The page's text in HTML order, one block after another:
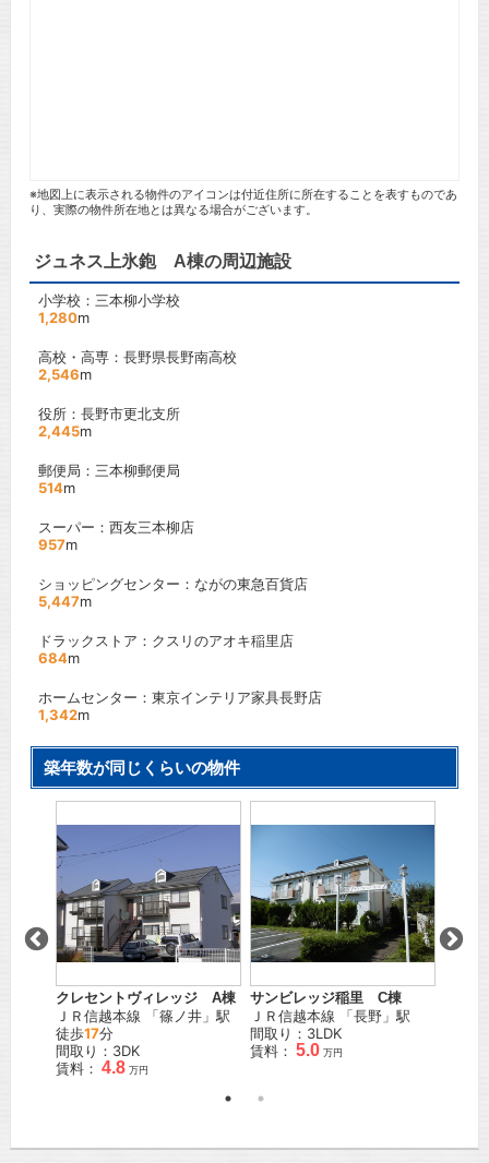
※地図上に表示される物件のアイコンは付近住所に所在することを表すものであ
り、実際の物件所在地とは異なる場合がございます。
ジュネス上氷鉋 A棟の周辺施設
小学校：三本柳小学校
1,280m
高校・高専：長野県長野南高校
2,546m
役所：長野市更北支所
2,445m
郵便局：三本柳郵便局
514m
スーパー：西友三本柳店
957m
ショッピングセンター：ながの東急百貨店
5,447m
ドラックストア：クスリのアオキ稲里店
684m
ホームセンター：東京インテリア家具長野店
1,342m
築年数が同じくらいの物件
クレセントヴィレッジ A棟
ＪＲ信越本線 「篠ノ井 」駅
徒歩17分
間取り：3DK
賃料： 4.8 万円
サンビレッジ稲里 C棟
ＪＲ信越本線 「長野 」駅
間取り：3LDK
賃料： 5.0 万円